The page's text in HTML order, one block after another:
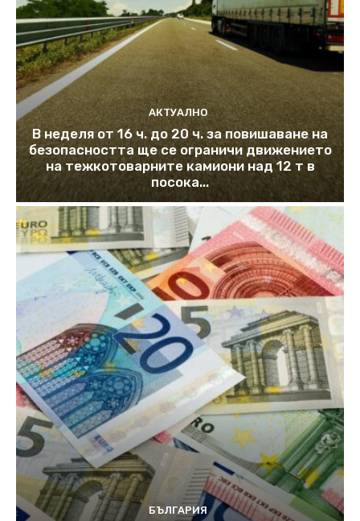
АКТУАЛНО
В неделя от 16 ч. до 20 ч. за повишаване на
безопасността ще се ограничи движението
на тежкотоварните камиони над 12 т в
посока...
БЪЛГАРИЯ